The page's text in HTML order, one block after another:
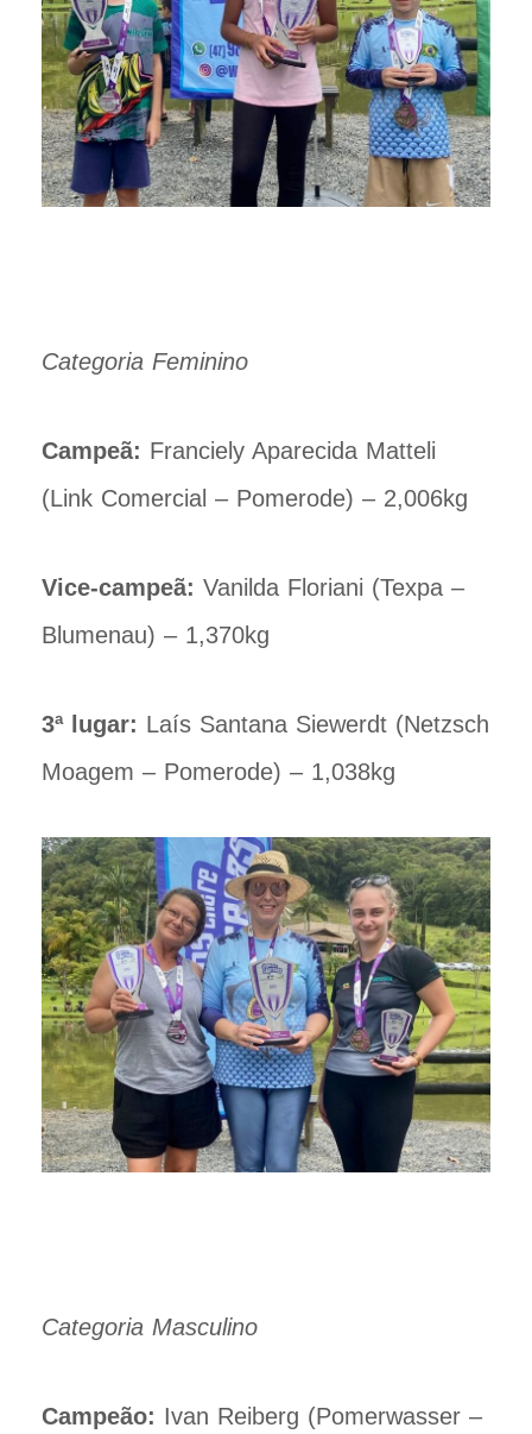
Categoria Feminino
Campeã: Franciely Aparecida Matteli
(Link Comercial – Pomerode) – 2,006kg
Vice-campeã: Vanilda Floriani (Texpa –
Blumenau) – 1,370kg
3ª lugar: Laís Santana Siewerdt (Netzsch
Moagem – Pomerode) – 1,038kg
Categoria Masculino
Campeão: Ivan Reiberg (Pomerwasser –